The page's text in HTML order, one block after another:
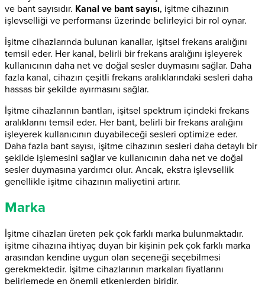
ve bant sayısıdır. Kanal ve bant sayısı, işitme cihazının
işlevselliği ve performansı üzerinde belirleyici bir rol oynar.
İşitme cihazlarında bulunan kanallar, işitsel frekans aralığını
temsil eder. Her kanal, belirli bir frekans aralığını işleyerek
kullanıcının daha net ve doğal sesler duymasını sağlar. Daha
fazla kanal, cihazın çeşitli frekans aralıklarındaki sesleri daha
hassas bir şekilde ayırmasını sağlar.
İşitme cihazlarının bantları, işitsel spektrum içindeki frekans
aralıklarını temsil eder. Her bant, belirli bir frekans aralığını
işleyerek kullanıcının duyabileceği sesleri optimize eder.
Daha fazla bant sayısı, işitme cihazının sesleri daha detaylı bir
şekilde işlemesini sağlar ve kullanıcının daha net ve doğal
sesler duymasına yardımcı olur. Ancak, ekstra işlevsellik
genellikle işitme cihazının maliyetini artırır.
Marka
İşitme cihazları üreten pek çok farklı marka bulunmaktadır.
işitme cihazına ihtiyaç duyan bir kişinin pek çok farklı marka
arasından kendine uygun olan seçeneği seçebilmesi
gerekmektedir. İşitme cihazlarının markaları fiyatlarını
belirlemede en önemli etkenlerden biridir.